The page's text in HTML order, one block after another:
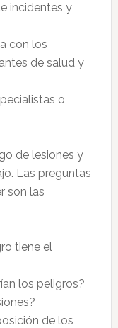
incidentes y
con los
de salud y
o
de lesiones y
Las preguntas
son las
tiene el
los peligros?
de los